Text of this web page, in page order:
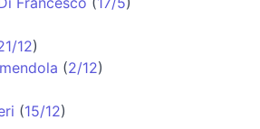
12)
(2/12)
(15/12)